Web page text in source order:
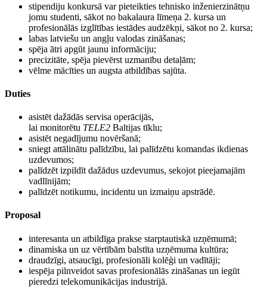
stipendiju konkursā var pieteikties tehnisko inženierzinātņu
jomu studenti, sākot no bakalaura līmeņa 2. kursa un
profesionālās izglītības iestādes audzēkņi, sākot no 2. kursa;
labas latviešu un angļu valodas zināšanas;
spēja ātri apgūt jaunu informāciju;
precizitāte, spēja pievērst uzmanību detaļām;
vēlme mācīties un augsta atbildības sajūta.
Duties
asistēt dažādās servisa operācijās,
lai monitorētu TELE2 Baltijas tīklu;
asistēt negadījumu novēršanā;
sniegt attālinātu palīdzību, lai palīdzētu komandas ikdienas
uzdevumos;
palīdzēt izpildīt dažādus uzdevumus, sekojot pieejamajām
vadlīnijām;
palīdzēt notikumu, incidentu un izmaiņu apstrādē.
Proposal
interesanta un atbildīga prakse starptautiskā uzņēmumā;
dinamiska un uz vērtībām balstīta uzņēmuma kultūra;
draudzīgi, atsaucīgi, profesionāli kolēģi un vadītāji;
iespēja pilnveidot savas profesionālās zināšanas un iegūt
pieredzi telekomunikācijas industrijā.